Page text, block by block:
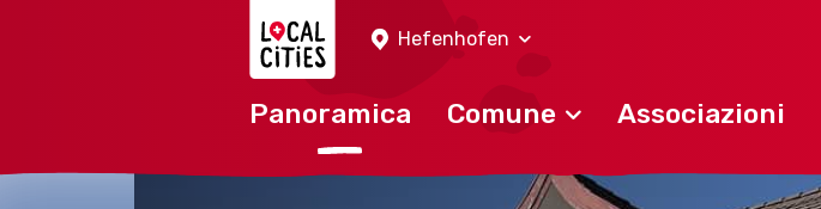
Hefenhofen
Panoramica Comune Associazioni